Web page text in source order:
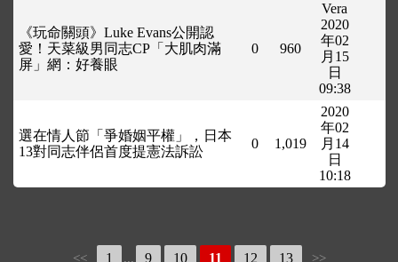
《玩命關頭》Luke Evans公開認
愛！天菜級男同志CP「大肌肉滿
屏」網：好養眼
0 960
Vera
2020
年02
月15
日
09:38
選在情人節「爭婚姻平權」，日本
13對同志伴侶首度提憲法訴訟
0 1,019
2020
年02
月14
日
10:18
<< 1 ... 9 10 11 12 13 >>